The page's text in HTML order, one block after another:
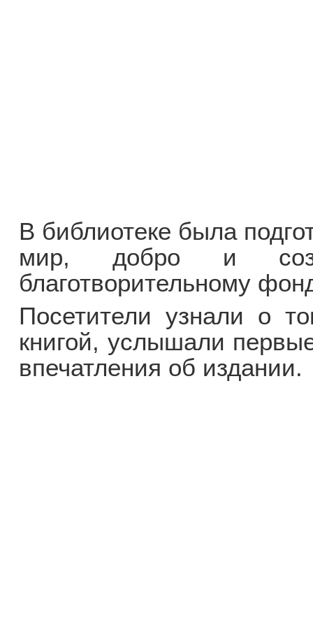
В библиотеке была
мир, добро и
благотворительному
Посетители узнали о
книгой, услышали
впечатления об издании.